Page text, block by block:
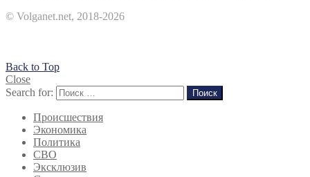
© Volganet.net, 2018-2026
Back to Top
Close
Search for:
Поиск
Происшествия
Экономика
Политика
СВО
Эксклюзив